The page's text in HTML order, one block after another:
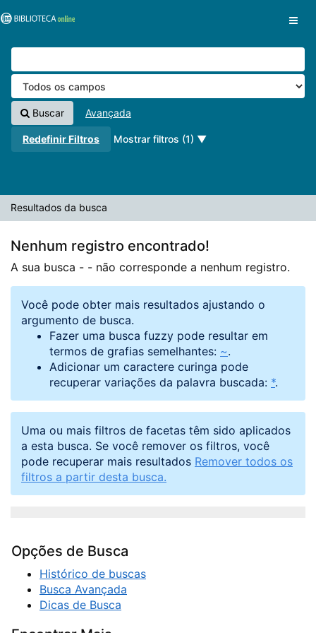
VuFind
Buscar Avançada
Redefinir Filtros Mostrar filtros (1)
Resultados da busca
Nenhum registro encontrado!
A sua busca - - não corresponde a nenhum registro.
Você pode obter mais resultados ajustando o
argumento de busca.
Fazer uma busca fuzzy pode resultar em
termos de grafias semelhantes: ~.
Adicionar um caractere curinga pode
recuperar variações da palavra buscada: *.
Uma ou mais filtros de facetas têm sido aplicados
a esta busca. Se você remover os filtros, você
pode recuperar mais resultados Remover todos os
filtros a partir desta busca.
Opções de Busca
Histórico de buscas
Busca Avançada
Dicas de Busca